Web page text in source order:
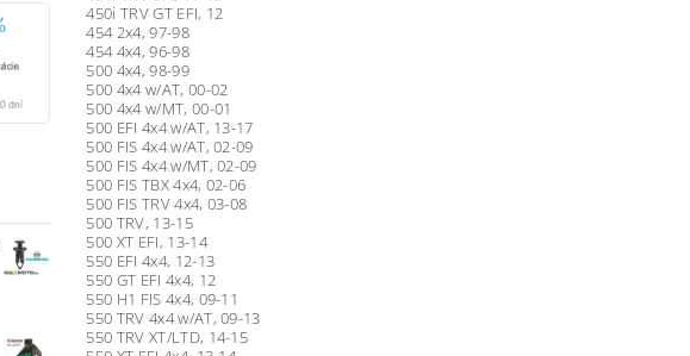
450i TRV GT EFI, 12
454 2x4, 97-98
454 4x4, 96-98
500 4x4, 98-99
500 4x4 w/AT, 00-02
500 4x4 w/MT, 00-01
500 EFI 4x4 w/AT, 13-17
500 FIS 4x4 w/AT, 02-09
500 FIS 4x4 w/MT, 02-09
500 FIS TBX 4x4, 02-06
500 FIS TRV 4x4, 03-08
500 TRV, 13-15
500 XT EFI, 13-14
550 EFI 4x4, 12-13
550 GT EFI 4x4, 12
550 H1 FIS 4x4, 09-11
550 TRV 4x4 w/AT, 09-13
550 TRV XT/LTD, 14-15